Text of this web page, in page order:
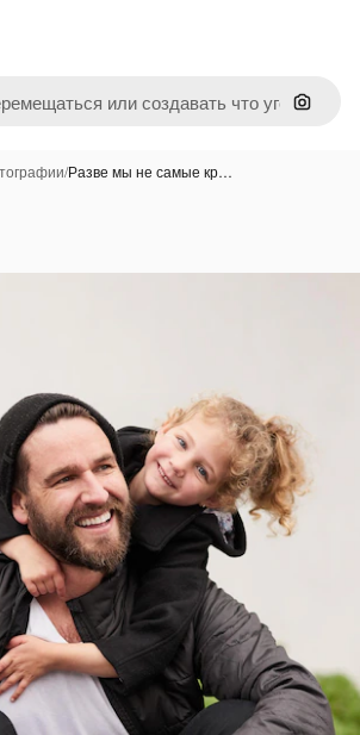
Поиск
/Разве мы не самые кр…